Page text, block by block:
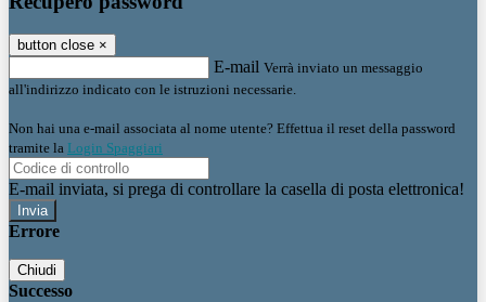
button close ×
E-mail Verrà inviato un messaggio
all'indirizzo indicato con le istruzioni necessarie.
Non hai una e-mail associata al nome utente? Effettua il reset della password
tramite la Login Spaggiari
E-mail inviata, si prega di controllare la casella di posta elettronica!
Errore
Chiudi
Successo